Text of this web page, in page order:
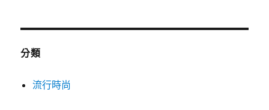
分類
流行時尚